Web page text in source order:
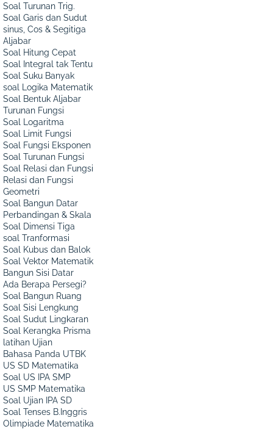
Soal Turunan Trig.
Soal Garis dan Sudut
sinus, Cos & Segitiga
Aljabar
Soal Hitung Cepat
Soal Integral tak Tentu
Soal Suku Banyak
soal Logika Matematik
Soal Bentuk Aljabar
Turunan Fungsi
Soal Logaritma
Soal Limit Fungsi
Soal Fungsi Eksponen
Soal Turunan Fungsi
Soal Relasi dan Fungsi
Relasi dan Fungsi
Geometri
Soal Bangun Datar
Perbandingan & Skala
Soal Dimensi Tiga
soal Tranformasi
Soal Kubus dan Balok
Soal Vektor Matematik
Bangun Sisi Datar
Ada Berapa Persegi?
Soal Bangun Ruang
Soal Sisi Lengkung
Soal Sudut Lingkaran
Soal Kerangka Prisma
latihan Ujian
Bahasa Panda UTBK
US SD Matematika
Soal US IPA SMP
US SMP Matematika
Soal Ujian IPA SD
Soal Tenses B.Inggris
Olimpiade Matematika